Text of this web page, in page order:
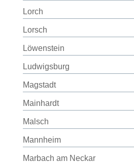
Lorch
Lorsch
Löwenstein
Ludwigsburg
Magstadt
Mainhardt
Malsch
Mannheim
Marbach am Neckar